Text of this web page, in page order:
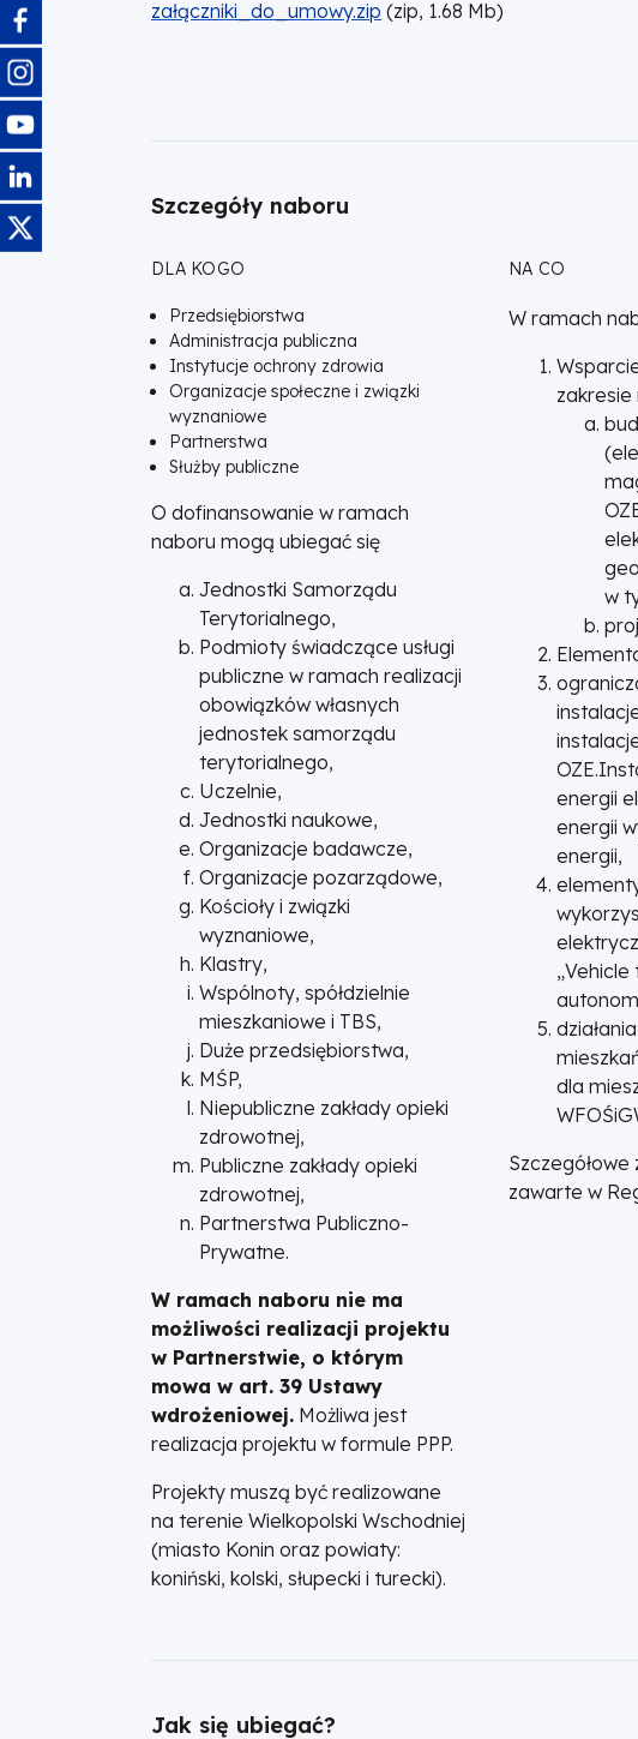
DOKUMENT
załączniki_do_umowy.zip (zip, 1.68 Mb)
Szczegóły naboru
DLA KOGO
Przedsiębiorstwa
Administracja publiczna
Instytucje ochrony zdrowia
Organizacje społeczne i związki
wyznaniowe
Partnerstwa
Służby publiczne
O dofinansowanie w ramach
naboru mogą ubiegać się
Jednostki Samorządu
Terytorialnego,
Podmioty świadczące usługi
publiczne w ramach realizacji
obowiązków własnych
jednostek samorządu
terytorialnego,
Uczelnie,
Jednostki naukowe,
Organizacje badawcze,
Organizacje pozarządowe,
Kościoły i związki
wyznaniowe,
Klastry,
Wspólnoty, spółdzielnie
mieszkaniowe i TBS,
Duże przedsiębiorstwa,
MŚP,
Niepubliczne zakłady opieki
zdrowotnej,
Publiczne zakłady opieki
zdrowotnej,
Partnerstwa Publiczno-
Prywatne.
W ramach naboru nie ma
możliwości realizacji projektu
w Partnerstwie, o którym
mowa w art. 39 Ustawy
wdrożeniowej. Możliwa jest
realizacja projektu w formule PPP.
Projekty muszą być realizowane
na terenie Wielkopolski Wschodniej
(miasto Konin oraz powiaty:
koniński, kolski, słupecki i turecki).
NA CO
W ramach
w
energii
energii
energii,
dla
zawarte w
Jak się ubiegać?
Obraz
Obraz
Obraz
Obraz
Obraz